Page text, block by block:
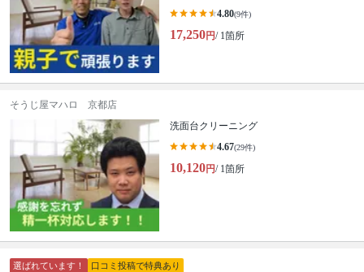
4.80(9件)
17,250円/ 1箇所
そうじ屋マハロ 京都店
洗面台クリーニング
4.67(29件)
10,120円/ 1箇所
選ばれています！ 口コミ投稿で特典あり